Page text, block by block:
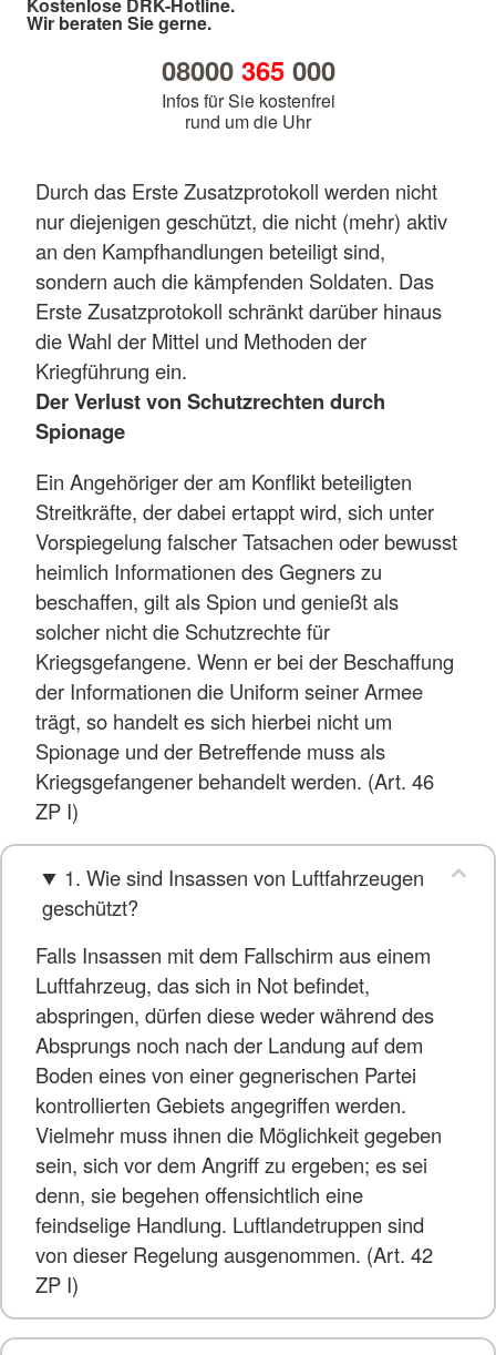
Kostenlose DRK-Hotline.
Wir beraten Sie gerne.
08000 365000
Infos für Sie kostenfrei
rund um die Uhr
Durch das Erste Zusatzprotokoll werden nicht
nur diejenigen geschützt, die nicht (mehr) aktiv
an den Kampfhandlungen beteiligt sind,
sondern auch die kämpfenden Soldaten. Das
Erste Zusatzprotokoll schränkt darüber hinaus
die Wahl der Mittel und Methoden der
Kriegführung ein.
Der Verlust von Schutzrechten durch
Spionage
Ein Angehöriger der am Konflikt beteiligten
Streitkräfte, der dabei ertappt wird, sich unter
Vorspiegelung falscher Tatsachen oder bewusst
heimlich Informationen des Gegners zu
beschaffen, gilt als Spion und genießt als
solcher nicht die Schutzrechte für
Kriegsgefangene. Wenn er bei der Beschaffung
der Informationen die Uniform seiner Armee
trägt, so handelt es sich hierbei nicht um
Spionage und der Betreffende muss als
Kriegsgefangener behandelt werden. (Art. 46
ZP I)
1. Wie sind Insassen von Luftfahrzeugen
geschützt?
Falls Insassen mit dem Fallschirm aus einem
Luftfahrzeug, das sich in Not befindet,
abspringen, dürfen diese weder während des
Absprungs noch nach der Landung auf dem
Boden eines von einer gegnerischen Partei
kontrollierten Gebiets angegriffen werden.
Vielmehr muss ihnen die Möglichkeit gegeben
sein, sich vor dem Angriff zu ergeben; es sei
denn, sie begehen offensichtlich eine
feindselige Handlung. Luftlandetruppen sind
von dieser Regelung ausgenommen. (Art. 42
ZP I)